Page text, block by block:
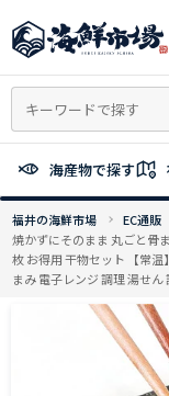
ン
ン
へ
ッ
プ
海産物で探す
福井の海鮮市場 EC通販
焼かずにそのまま 丸ごと骨
枚 お得用 干物セット 【常温
まみ 電子レンジ 調理 湯せ